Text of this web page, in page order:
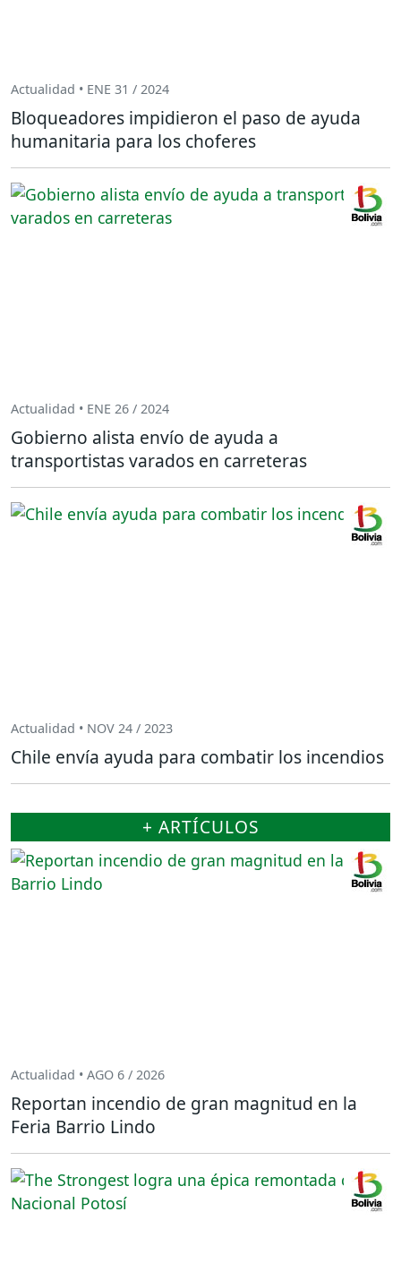
Actualidad • ENE 31 / 2024
Bloqueadores impidieron el paso de ayuda
humanitaria para los choferes
Actualidad • ENE 26 / 2024
Gobierno alista envío de ayuda a
transportistas varados en carreteras
Actualidad • NOV 24 / 2023
Chile envía ayuda para combatir los incendios
+ ARTÍCULOS
Actualidad • AGO 6 / 2026
Reportan incendio de gran magnitud en la
Feria Barrio Lindo